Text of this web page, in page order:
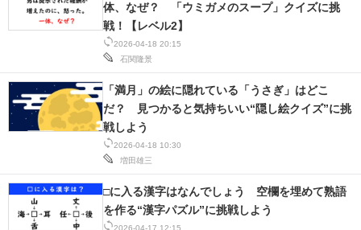
2026-04-18 20:15
石関隆景
体、なぜ？ 「ウミガメのスープ」クイズに挑
戦！【レベル2】
2026-04-18 10:30
増田雄三
「満月」の絵に隠れている「うさぎ」はどこ
だ？ 見つかると気持ちいい“隠し絵クイズ”に挑
戦しよう
2026-04-17 12:15
□に入る漢字はなんでしょう 空欄を埋めて熟語
を作る“漢字パズル”に挑戦しよう